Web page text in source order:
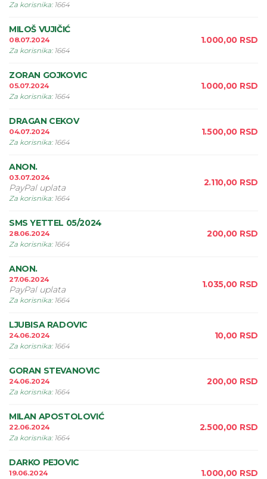
Za korisnika: 1664
MILOŠ VUJIČIĆ
08.07.2024
Za korisnika: 1664
1.000,00 RSD
ZORAN GOJKOVIC
05.07.2024
Za korisnika: 1664
1.000,00 RSD
DRAGAN CEKOV
04.07.2024
Za korisnika: 1664
1.500,00 RSD
ANON.
03.07.2024
PayPal uplata
Za korisnika: 1664
2.110,00 RSD
SMS YETTEL 05/2024
28.06.2024
Za korisnika: 1664
200,00 RSD
ANON.
27.06.2024
PayPal uplata
Za korisnika: 1664
1.035,00 RSD
LJUBISA RADOVIC
24.06.2024
Za korisnika: 1664
10,00 RSD
GORAN STEVANOVIC
24.06.2024
Za korisnika: 1664
200,00 RSD
MILAN APOSTOLOVIĆ
22.06.2024
Za korisnika: 1664
2.500,00 RSD
DARKO PEJOVIC
19.06.2024
1.000,00 RSD